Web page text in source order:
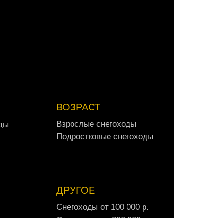
ы
ВОЗРАСТ
Взрослые снегоходы
Взрослые сн ег оходы
Подростковые снегоходы
ДРУГОЕ
Снегоходы от 100 000 р.
Снегохо ды от 100 000 р.